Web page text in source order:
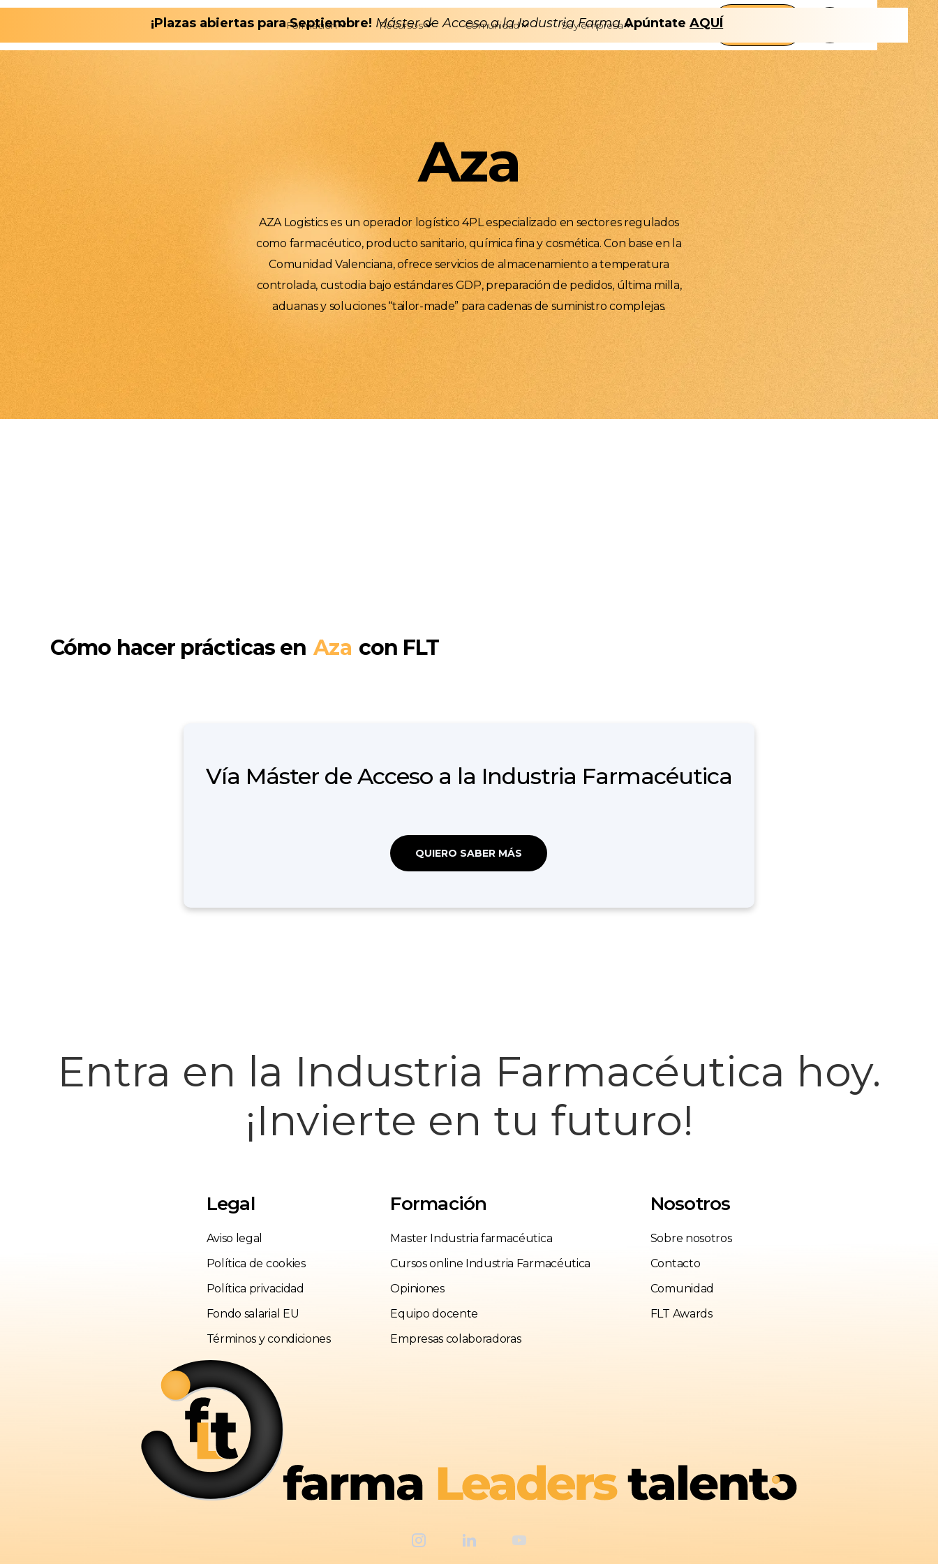
¡Plazas abiertas para Septiembre! Máster de Acceso a la Industria FarmaApúntateAQUÍ
Formación Recursos Comunidad Soy empresa Nosotros
Aza
AZA Logistics es un operador logístico 4PL especializado en sectores regulados
como farmacéutico, producto sanitario, química fina y cosmética. Con base en la
Comunidad Valenciana, ofrece servicios de almacenamiento a temperatura
controlada, custodia bajo estándares GDP, preparación de pedidos, última milla,
aduanas y soluciones “tailor-made” para cadenas de suministro complejas.
Cómo hacer prácticas en Aza con FLT
Vía Máster de Acceso a la Industria Farmacéutica
QUIERO SABER MÁS
Entra en la Industria Farmacéutica hoy.
¡Invierte en tu futuro!
Legal
Aviso legal
Política de cookies
Política privacidad
Fondo salarial EU
Términos y condiciones
Formación
Master Industria farmacéutica
Cursos online Industria Farmacéutica
Opiniones
Equipo docente
Empresas colaboradoras
Nosotros
Sobre nosotros
Contacto
Comunidad
FLT Awards